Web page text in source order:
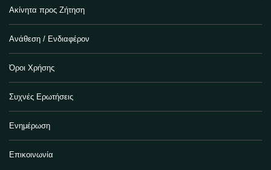
Ακίνητα προς Ζήτηση
Ανάθεση / Ενδιαφέρον
Όροι Χρήσης
Συχνές Ερωτήσεις
Ενημέρωση
Επικοινωνία